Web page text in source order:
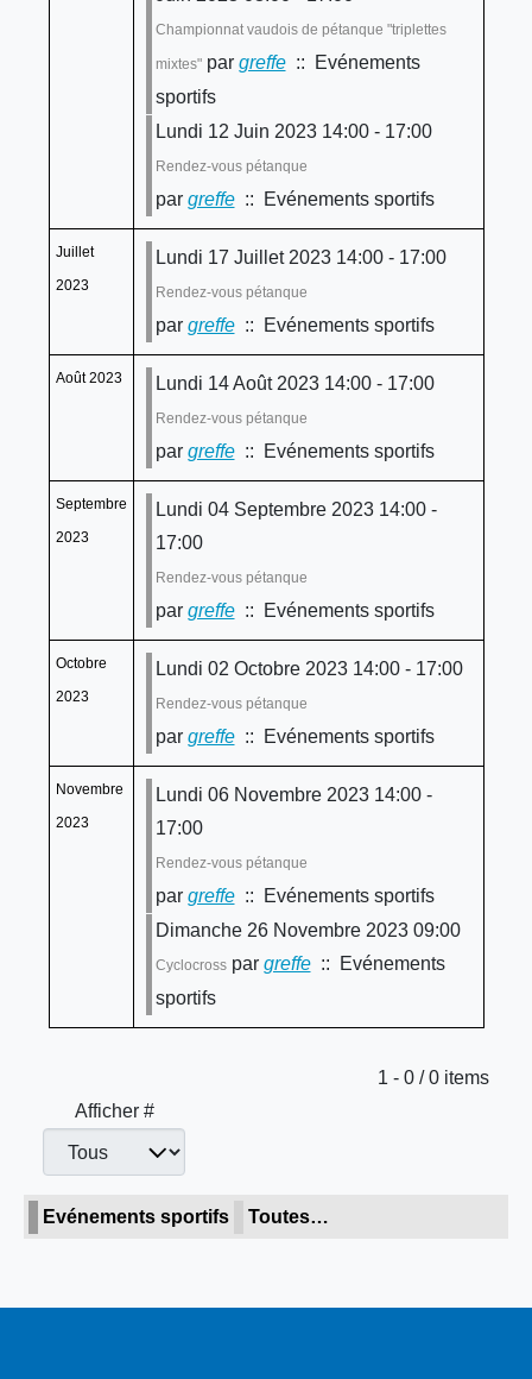
Championnat vaudois de pétanque "triplettes
mixtes"par greffe:: Evénements
sportifs
Lundi 12 Juin 2023 14:00 - 17:00
Rendez-vous pétanque
par greffe:: Evénements sportifs
Juillet
2023
Lundi 17 Juillet 2023 14:00 - 17:00
Rendez-vous pétanque
par greffe:: Evénements sportifs
Août 2023 Lundi 14 Août 2023 14:00 - 17:00
Rendez-vous pétanque
par greffe:: Evénements sportifs
Septembre
2023
Lundi 04 Septembre 2023 14:00 -
17:00
Rendez-vous pétanque
par greffe:: Evénements sportifs
Octobre
2023
Lundi 02 Octobre 2023 14:00 - 17:00
Rendez-vous pétanque
par greffe:: Evénements sportifs
Novembre
2023
Lundi 06 Novembre 2023 14:00 -
17:00
Rendez-vous pétanque
par greffe:: Evénements sportifs
Dimanche 26 Novembre 2023 09:00
Cyclocrosspar greffe:: Evénements
sportifs
Limite de la pagination
1 - 0 / 0 items
Afficher #
Evénements sportifs Toutes…